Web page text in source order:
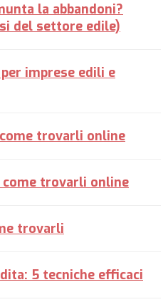
la abbandoni?
del settore edile)
imprese edili e
trovarli online
trovarli online
trovarli
5 tecniche efficaci